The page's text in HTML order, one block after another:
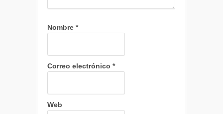
Nombre *
Correo electrónico *
Web